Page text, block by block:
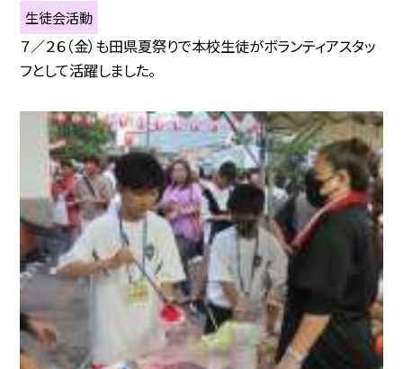
生徒会活動
７／２６（金）も田県夏祭りで本校生徒がボランティアスタッ
フとして活躍しました。